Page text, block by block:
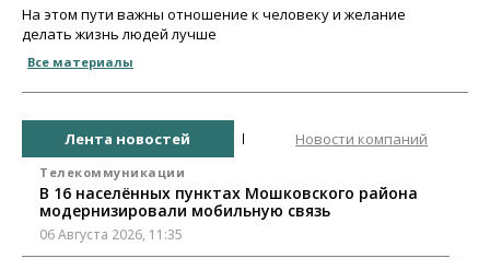
На этом пути важны отношение к человеку и желание
делать жизнь людей лучше
Все материалы
Лента новостей Новости компаний
Телекоммуникации
В 16 населённых пунктах Мошковского района
модернизировали мобильную связь
06 Августа 2026, 11:35